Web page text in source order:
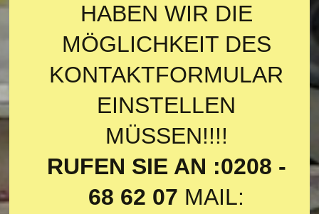
HABEN WIR DIE
MÖGLICHKEIT DES
KONTAKTFORMULAR
EINSTELLEN
MÜSSEN!!!!
RUFEN SIE AN :0208 -
68 62 07 MAIL: